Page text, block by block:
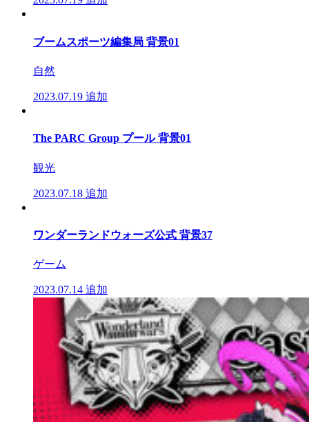
ブームスポーツ編集局 背景01
自然
2023.07.19 追加
The PARC Group プール 背景01
観光
2023.07.18 追加
ワンダーランドウォーズ公式 背景37
ゲーム
2023.07.14 追加